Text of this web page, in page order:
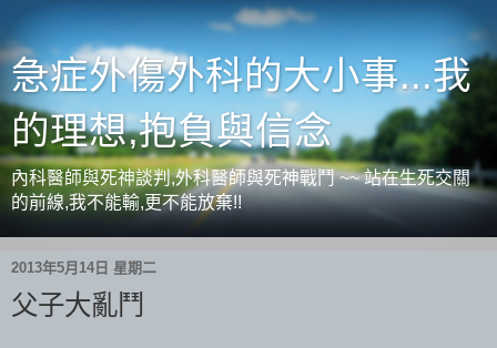
急症外傷外科的大小事...我
的理想,抱負與信念
內科醫師與死神談判,外科醫師與死神戰鬥 ~~ 站在生死交關
的前線,我不能輸,更不能放棄!!
2013年5月14日 星期二
父子大亂鬥